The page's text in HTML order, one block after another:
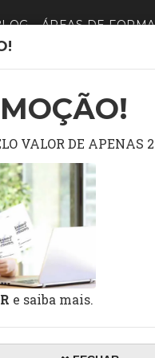
ÁREAS DE
DE ARTE
E
DE
VALOR DE APENAS 2
e saiba mais.